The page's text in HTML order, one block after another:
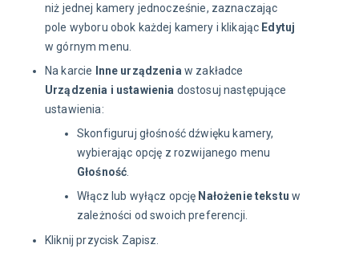
niż jednej kamery jednocześnie, zaznaczając
pole wyboru obok każdej kamery i klikając Edytuj
w górnym menu.
Na karcie Inne urządzenia w zakładce
Urządzenia i ustawienia dostosuj następujące
ustawienia:
Skonfiguruj głośność dźwięku kamery,
wybierając opcję z rozwijanego menu
Głośność
Włącz lub wyłącz opcję Nałożenie tekstu w
zależności od swoich preferencji.
Kliknij przycisk Zapisz.